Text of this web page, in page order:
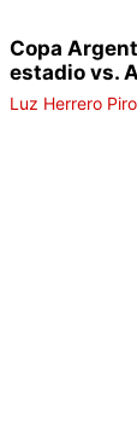
Copa
estadio vs.
Luz Herrero